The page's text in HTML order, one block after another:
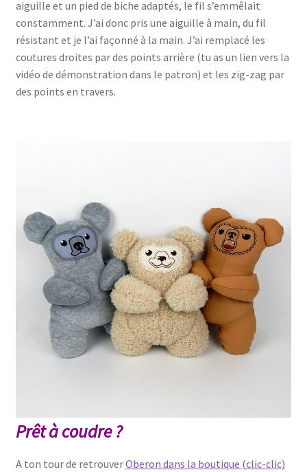
aiguille et un pied de biche adaptés, le fil s’emmêlait
constamment. J’ai donc pris une aiguille à main, du fil
résistant et je l’ai façonné à la main. J’ai remplacé les
coutures droites par des points arrière (tu as un lien vers la
vidéo de démonstration dans le patron) et les zig-zag par
des points en travers.
Prêt à coudre ?
A ton tour de retrouverOberon dans la boutique (clic-clic)